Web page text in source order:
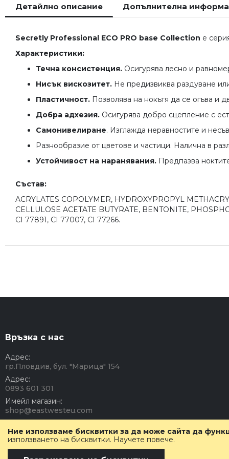
Ние използваме бисквитки за да може сайта да
използването на бисквитки. Научете повече.
началото
на
със
снимки
Детайлно описание
Secretly Professional ECO PRO base Collection е
Характеристики:
Течна консистенция. Осигурява лесно и
Нисък вискозитет. Не предизвиква раздуване
Пластичност. Позволява на нокътя да се огъва и
Добра адхезия. Осигурява добро сцепление с
Самонивелиране. Изглажда неравностите и
Разнообразие от цветове и частици. Налична в
Устойчивост на наранявания. Предпазва
Състав:
ACRYLATES COPOLYMER, HYDROXYPROPYL
CELLULOSE ACETATE BUTYRATE, BENTONITE,
CI 77891, CI 77007, CI 77266.
Допълнителна
Връзка с нас
Адрес:
гр.Пловдив, бул. "Марица" 154
Адрес:
0893 601 301
Имейл магазин:
shop@eastwesteu.com
Понеделник - Петък: 08:00 - 17:00 часа.
Събота - Неделя: Почивен ден.